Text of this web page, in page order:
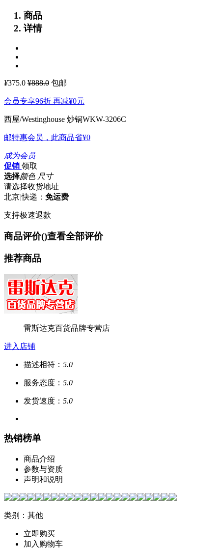
商品
详情
¥375.0 ¥888.0 包邮
会员专享96折 再减¥0元
西屋/Westinghouse 炒锅WKW-3206C
邮特惠会员，此商品省¥0
成为会员
促销 领取
选择颜色 尺寸
请选择收货地址
北京|快递： 免运费
支持极速退款
商品评价()查看全部评价
推荐商品
雷斯达克百货品牌专营店
进入店铺
描述相符： 5.0
服务态度： 5.0
发货速度： 5.0
热销榜单
商品介绍
参数与资质
声明和说明
类别：其他
立即购买
加入购物车